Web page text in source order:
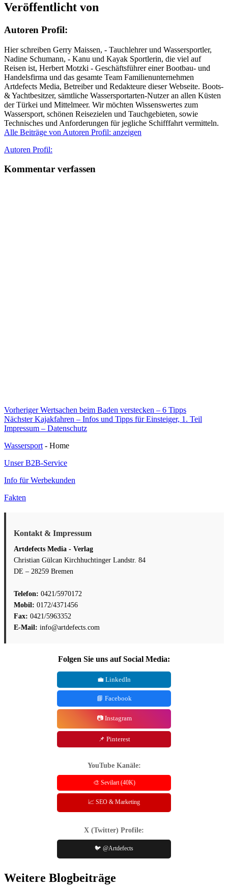
Veröffentlicht von
Autoren Profil:
Hier schreiben Gerry Maissen, - Tauchlehrer und Wassersportler,
Nadine Schumann, - Kanu und Kayak Sportlerin, die viel auf
Reisen ist, Herbert Motzki - Geschäftsführer einer Bootbau- und
Handelsfirma und das gesamte Team Familienunternehmen
Artdefects Media, Betreiber und Redakteure dieser Webseite. Boots-
& Yachtbesitzer, sämtliche Wassersportarten-Nutzer an allen Küsten
der Türkei und Mittelmeer. Wir möchten Wissenswertes zum
Wassersport, schönen Reisezielen und Tauchgebieten, sowie
Technisches und Anforderungen für jegliche Schifffahrt vermitteln.
Alle Beiträge von Autoren Profil: anzeigen
Autor
Autoren Profil:
Kommentar verfassen
Beitragsnavigation
Vorheriger Vorheriger
Beitrag:
Wertsachen beim Baden verstecken – 6 Tipps
Nächster Nächster
Beitrag:
Kajakfahren – Infos und Tipps für Einsteiger, 1. Teil
Impressum – Datenschutz
Wassersport - Home
Unser B2B-Service
Info für Werbekunden
Fakten
Kontakt & Impressum
Artdefects Media - Verlag
Christian Gülcan Kirchhuchtinger Landstr. 84
DE – 28259 Bremen
Telefon: 0421/5970172
Mobil: 0172/4371456
Fax: 0421/5963352
E-Mail: info@artdefects.com
Folgen Sie uns auf Social Media:
💼 LinkedIn
📘 Facebook
📷 Instagram
📌 Pinterest
YouTube Kanäle:
🎨 Sevilart (40K)
📈 SEO & Marketing
X (Twitter) Profile:
🐦 @Artdefects
Weitere Blogbeiträge